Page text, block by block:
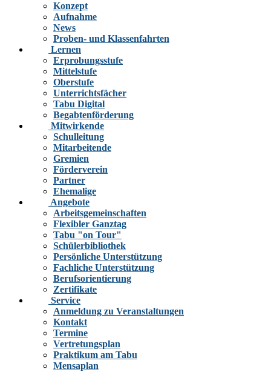
Konzept
Aufnahme
News
Proben- und Klassenfahrten
Lernen
Erprobungsstufe
Mittelstufe
Oberstufe
Unterrichtsfächer
Tabu Digital
Begabtenförderung
Mitwirkende
Schulleitung
Mitarbeitende
Gremien
Förderverein
Partner
Ehemalige
Angebote
Arbeitsgemeinschaften
Flexibler Ganztag
Tabu "on Tour"
Schülerbibliothek
Persönliche Unterstützung
Fachliche Unterstützung
Berufsorientierung
Zertifikate
Service
Anmeldung zu Veranstaltungen
Kontakt
Termine
Vertretungsplan
Praktikum am Tabu
Mensaplan